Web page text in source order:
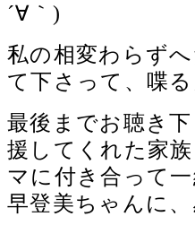
´∀｀)ゞ
私の相変わらず
て下さって、喋
最後までお聴き
援してくれた家
マに付き合って
早登美ちゃんに